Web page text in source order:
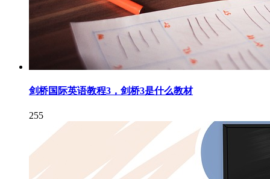
剑桥国际英语教程3，剑桥3是什么教材
255